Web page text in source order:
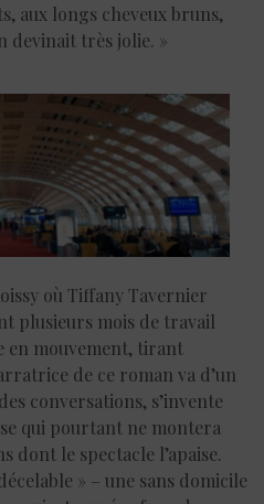
aux longs cheveux bruns,
devinait très jolie. »
où Tiffany Tavernier
plusieurs mois de travail
en mouvement, tirant
de ce roman va d’un
conversations, s’invente
qui pourtant ne montera
dont le spectacle l’apaise.
» – une sans domicile